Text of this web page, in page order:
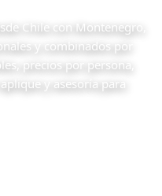
Chile con Montenegro,
y combinados por
precios por persona,
y asesoría para